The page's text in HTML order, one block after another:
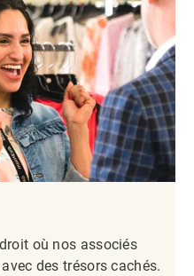
où nos associés
des trésors cachés.